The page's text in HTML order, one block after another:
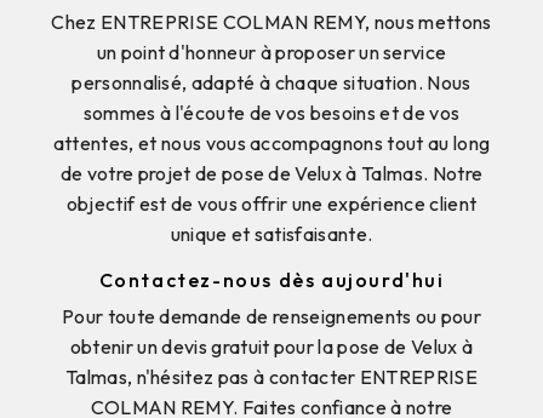
Chez ENTREPRISE COLMAN REMY, nous mettons
un point d'honneur à proposer un service
personnalisé, adapté à chaque situation. Nous
sommes à l'écoute de vos besoins et de vos
attentes, et nous vous accompagnons tout au long
de votre projet de pose de Velux à Talmas. Notre
objectif est de vous offrir une expérience client
unique et satisfaisante.
Contactez-nous dès aujourd'hui
Pour toute demande de renseignements ou pour
obtenir un devis gratuit pour la pose de Velux à
Talmas, n'hésitez pas à contacter ENTREPRISE
COLMAN REMY. Faites confiance à notre